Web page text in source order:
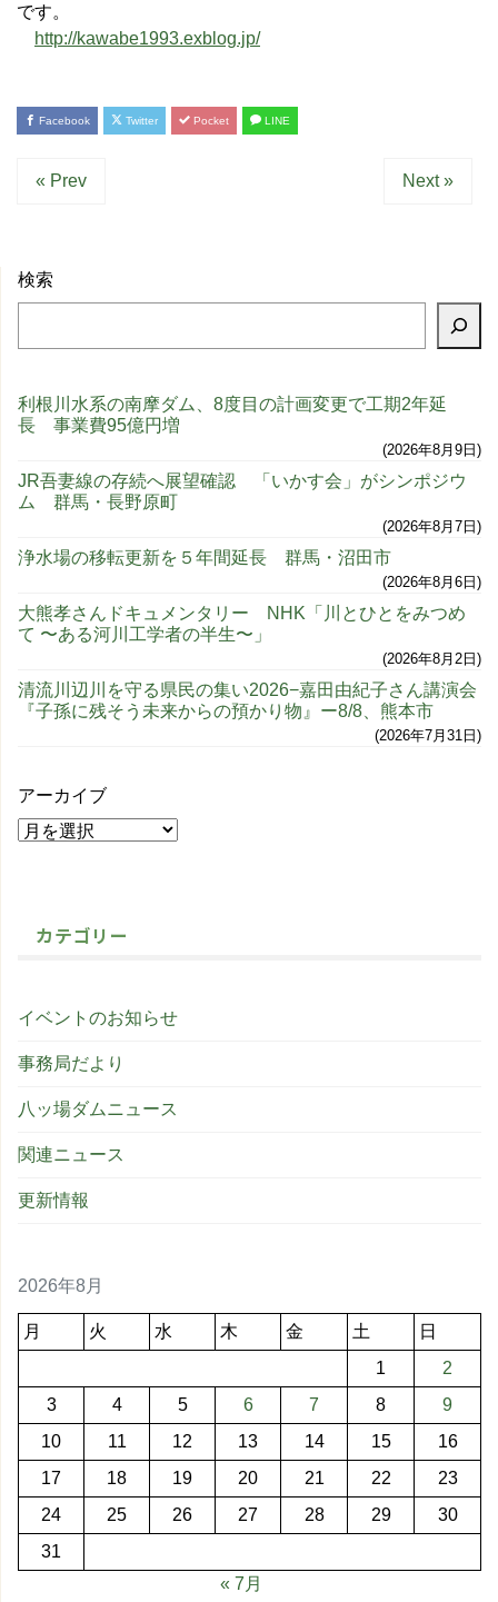
です。
http://kawabe1993.exblog.jp/
Facebook Twitter Pocket LINE
« Prev Next »
検索
利根川水系の南摩ダム、8度目の計画変更で工期2年延
長 事業費95億円増
2026年8月9日
JR吾妻線の存続へ展望確認 「いかす会」がシンポジウ
ム 群馬・長野原町
2026年8月7日
浄水場の移転更新を５年間延長 群馬・沼田市
2026年8月6日
大熊孝さんドキュメンタリー NHK「川とひとをみつめ
て 〜ある河川工学者の半生〜」
2026年8月2日
清流川辺川を守る県民の集い2026−嘉田由紀子さん講演会
『子孫に残そう未来からの預かり物』ー8/8、熊本市
2026年7月31日
アーカイブ
カテゴリー
イベントのお知らせ
事務局だより
八ッ場ダムニュース
関連ニュース
更新情報
2026年8月
月 火 水 木 金 土
日
1
2
3
4 5 6 7 8
9
10
11 12 13 14 15
16
17
18 19 20 21 22
23
24
25 26 27 28 29
30
31
« 7月